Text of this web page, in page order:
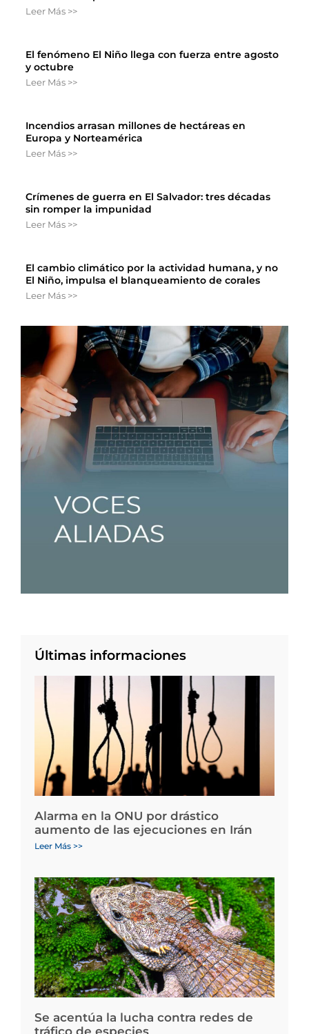
Leer Más >>
El fenómeno El Niño llega con fuerza entre agosto
y octubre
Leer Más >>
Incendios arrasan millones de hectáreas en
Europa y Norteamérica
Leer Más >>
Crímenes de guerra en El Salvador: tres décadas
sin romper la impunidad
Leer Más >>
El cambio climático por la actividad humana, y no
El Niño, impulsa el blanqueamiento de corales
Leer Más >>
Últimas informaciones
Alarma en la ONU por drástico
aumento de las ejecuciones en Irán
Leer Más >>
Se acentúa la lucha contra redes de